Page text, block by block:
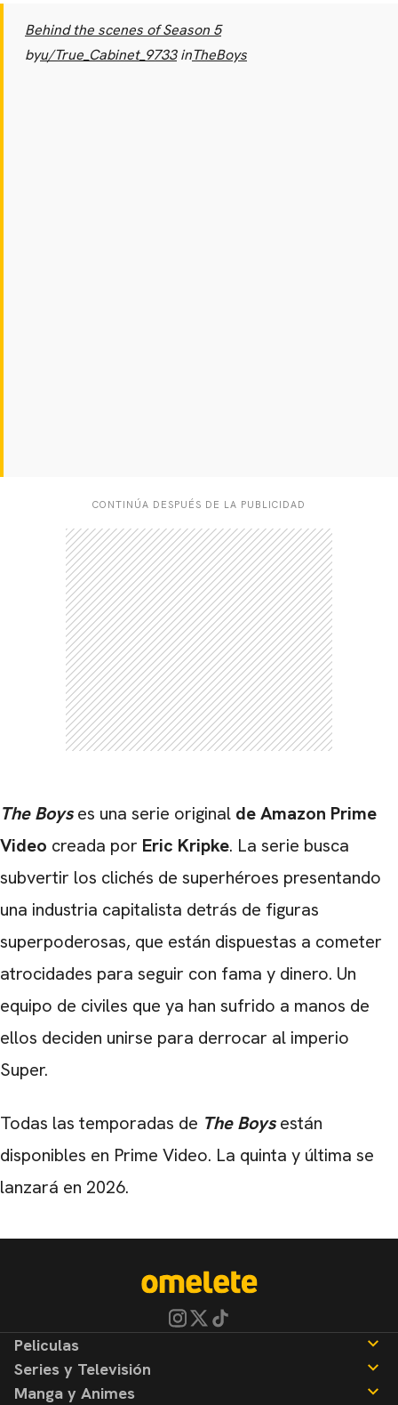
Behind the scenes of Season 5
byu/True_Cabinet_9733inTheBoys
CONTINÚA DESPUÉS DE LA PUBLICIDAD
The Boys es una serie original de Amazon Prime
Video creada por Eric Kripke. La serie busca
subvertir los clichés de superhéroes presentando
una industria capitalista detrás de figuras
superpoderosas, que están dispuestas a cometer
atrocidades para seguir con fama y dinero. Un
equipo de civiles que ya han sufrido a manos de
ellos deciden unirse para derrocar al imperio
Super.
Todas las temporadas de The Boys están
disponibles en Prime Video. La quinta y última se
lanzará en 2026.
Peliculas
Noticias
Reseñas
Series y Televisión
Manga y Animes